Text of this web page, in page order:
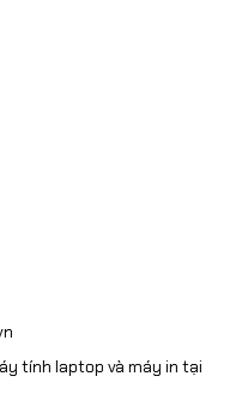
tính laptop và máy in tại